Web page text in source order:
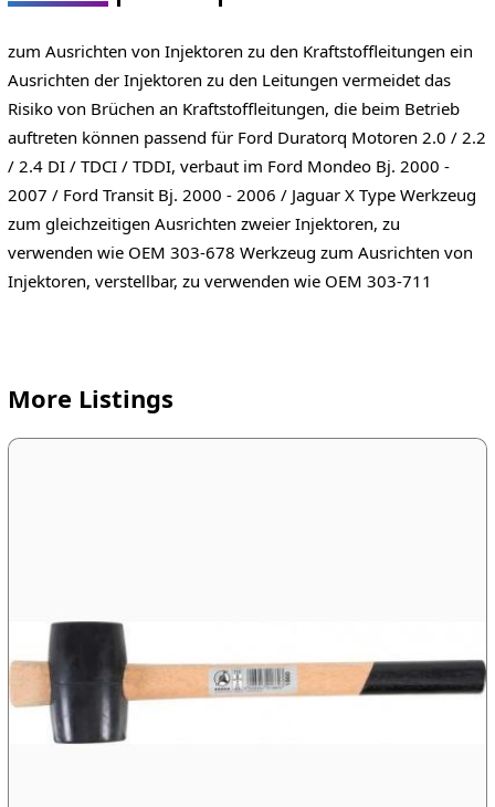
zum Ausrichten von Injektoren zu den Kraftstoffleitungen ein
Ausrichten der Injektoren zu den Leitungen vermeidet das
Risiko von Brüchen an Kraftstoffleitungen, die beim Betrieb
auftreten können passend für Ford Duratorq Motoren 2.0 / 2.2
/ 2.4 DI / TDCI / TDDI, verbaut im Ford Mondeo Bj. 2000 -
2007 / Ford Transit Bj. 2000 - 2006 / Jaguar X Type Werkzeug
zum gleichzeitigen Ausrichten zweier Injektoren, zu
verwenden wie OEM 303-678 Werkzeug zum Ausrichten von
Injektoren, verstellbar, zu verwenden wie OEM 303-711
More Listings